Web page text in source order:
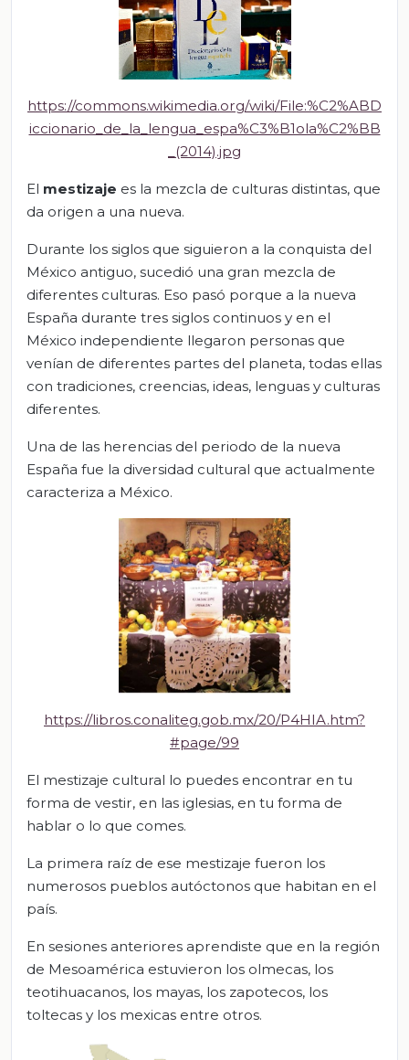
https://commons.wikimedia.org/wiki/File:%C2%ABD
iccionario_de_la_lengua_espa%C3%B1ola%C2%BB
_(2014).jpg
El mestizaje es la mezcla de culturas distintas, que
da origen a una nueva.
Durante los siglos que siguieron a la conquista del
México antiguo, sucedió una gran mezcla de
diferentes culturas. Eso pasó porque a la nueva
España durante tres siglos continuos y en el
México independiente llegaron personas que
venían de diferentes partes del planeta, todas ellas
con tradiciones, creencias, ideas, lenguas y culturas
diferentes.
Una de las herencias del periodo de la nueva
España fue la diversidad cultural que actualmente
caracteriza a México.
https://libros.conaliteg.gob.mx/20/P4HIA.htm?
#page/99
El mestizaje cultural lo puedes encontrar en tu
forma de vestir, en las iglesias, en tu forma de
hablar o lo que comes.
La primera raíz de ese mestizaje fueron los
numerosos pueblos autóctonos que habitan en el
país.
En sesiones anteriores aprendiste que en la región
de Mesoamérica estuvieron los olmecas, los
teotihuacanos, los mayas, los zapotecos, los
toltecas y los mexicas entre otros.